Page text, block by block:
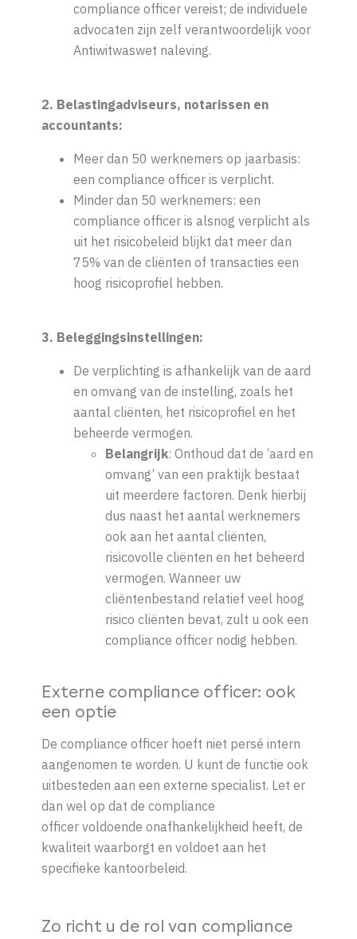
compliance officer vereist; de individuele
advocaten zijn zelf verantwoordelijk voor
Antiwitwaswet naleving.
2. Belastingadviseurs, notarissen en
accountants:
Meer dan 50 werknemers op jaarbasis:
een compliance officer is verplicht.
Minder dan 50 werknemers: een
compliance officer is alsnog verplicht als
uit het risicobeleid blijkt dat meer dan
75% van de cliënten of transacties een
hoog risicoprofiel hebben.
3. Beleggingsinstellingen:
De verplichting is afhankelijk van de aard
en omvang van de instelling, zoals het
aantal cliënten, het risicoprofiel en het
beheerde vermogen.
Belangrijk: Onthoud dat de ‘aard en
omvang’ van een praktijk bestaat
uit meerdere factoren. Denk hierbij
dus naast het aantal werknemers
ook aan het aantal cliënten,
risicovolle cliënten en het beheerd
vermogen. Wanneer uw
cliëntenbestand relatief veel hoog
risico cliënten bevat, zult u ook een
compliance officer nodig hebben.
Externe compliance officer: ook
een optie
De compliance officer hoeft niet persé intern
aangenomen te worden. U kunt de functie ook
uitbesteden aan een externe specialist. Let er
dan wel op dat de compliance
officer voldoende onafhankelijkheid heeft, de
kwaliteit waarborgt en voldoet aan het
specifieke kantoorbeleid.
Zo richt u de rol van compliance